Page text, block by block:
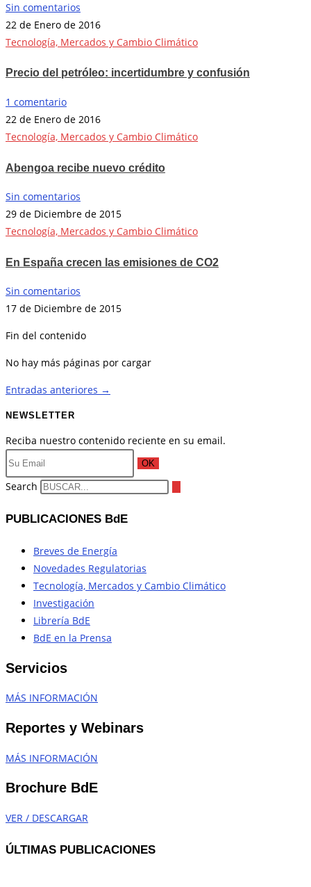
Sin comentarios
22 de Enero de 2016
Tecnología, Mercados y Cambio Climático
Precio del petróleo: incertidumbre y confusión
1 comentario
22 de Enero de 2016
Tecnología, Mercados y Cambio Climático
Abengoa recibe nuevo crédito
Sin comentarios
29 de Diciembre de 2015
Tecnología, Mercados y Cambio Climático
En España crecen las emisiones de CO2
Sin comentarios
17 de Diciembre de 2015
Fin del contenido
No hay más páginas por cargar
Entradas anteriores →
NEWSLETTER
Reciba nuestro contenido reciente en su email.
OK
Search
PUBLICACIONES BdE
Breves de Energía
Novedades Regulatorias
Tecnología, Mercados y Cambio Climático
Investigación
Librería BdE
BdE en la Prensa
Servicios
MÁS INFORMACIÓN
Reportes y Webinars
MÁS INFORMACIÓN
Brochure BdE
VER / DESCARGAR
ÚLTIMAS PUBLICACIONES